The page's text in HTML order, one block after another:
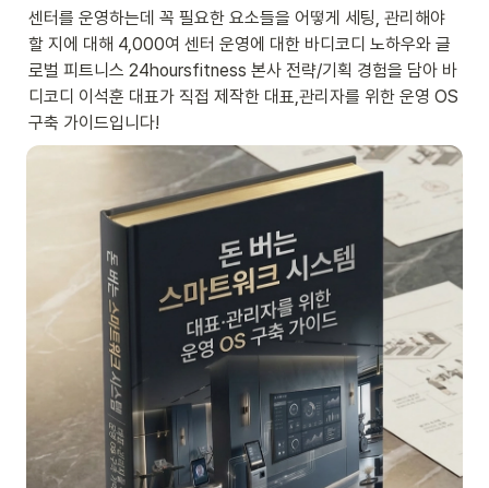
센터를 운영하는데 꼭 필요한 요소들을 어떻게 세팅, 관리해야
할 지에 대해 4,000여 센터 운영에 대한 바디코디 노하우와 글
로벌 피트니스 24hoursfitness 본사 전략/기획 경험을 담아 바
디코디 이석훈 대표가 직접 제작한 대표,관리자를 위한 운영 OS
구축 가이드입니다!